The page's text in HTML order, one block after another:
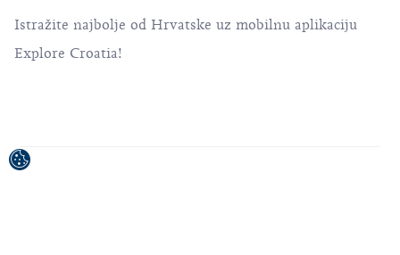
Istražite najbolje od Hrvatske uz mobilnu aplikaciju
Explore Croatia!